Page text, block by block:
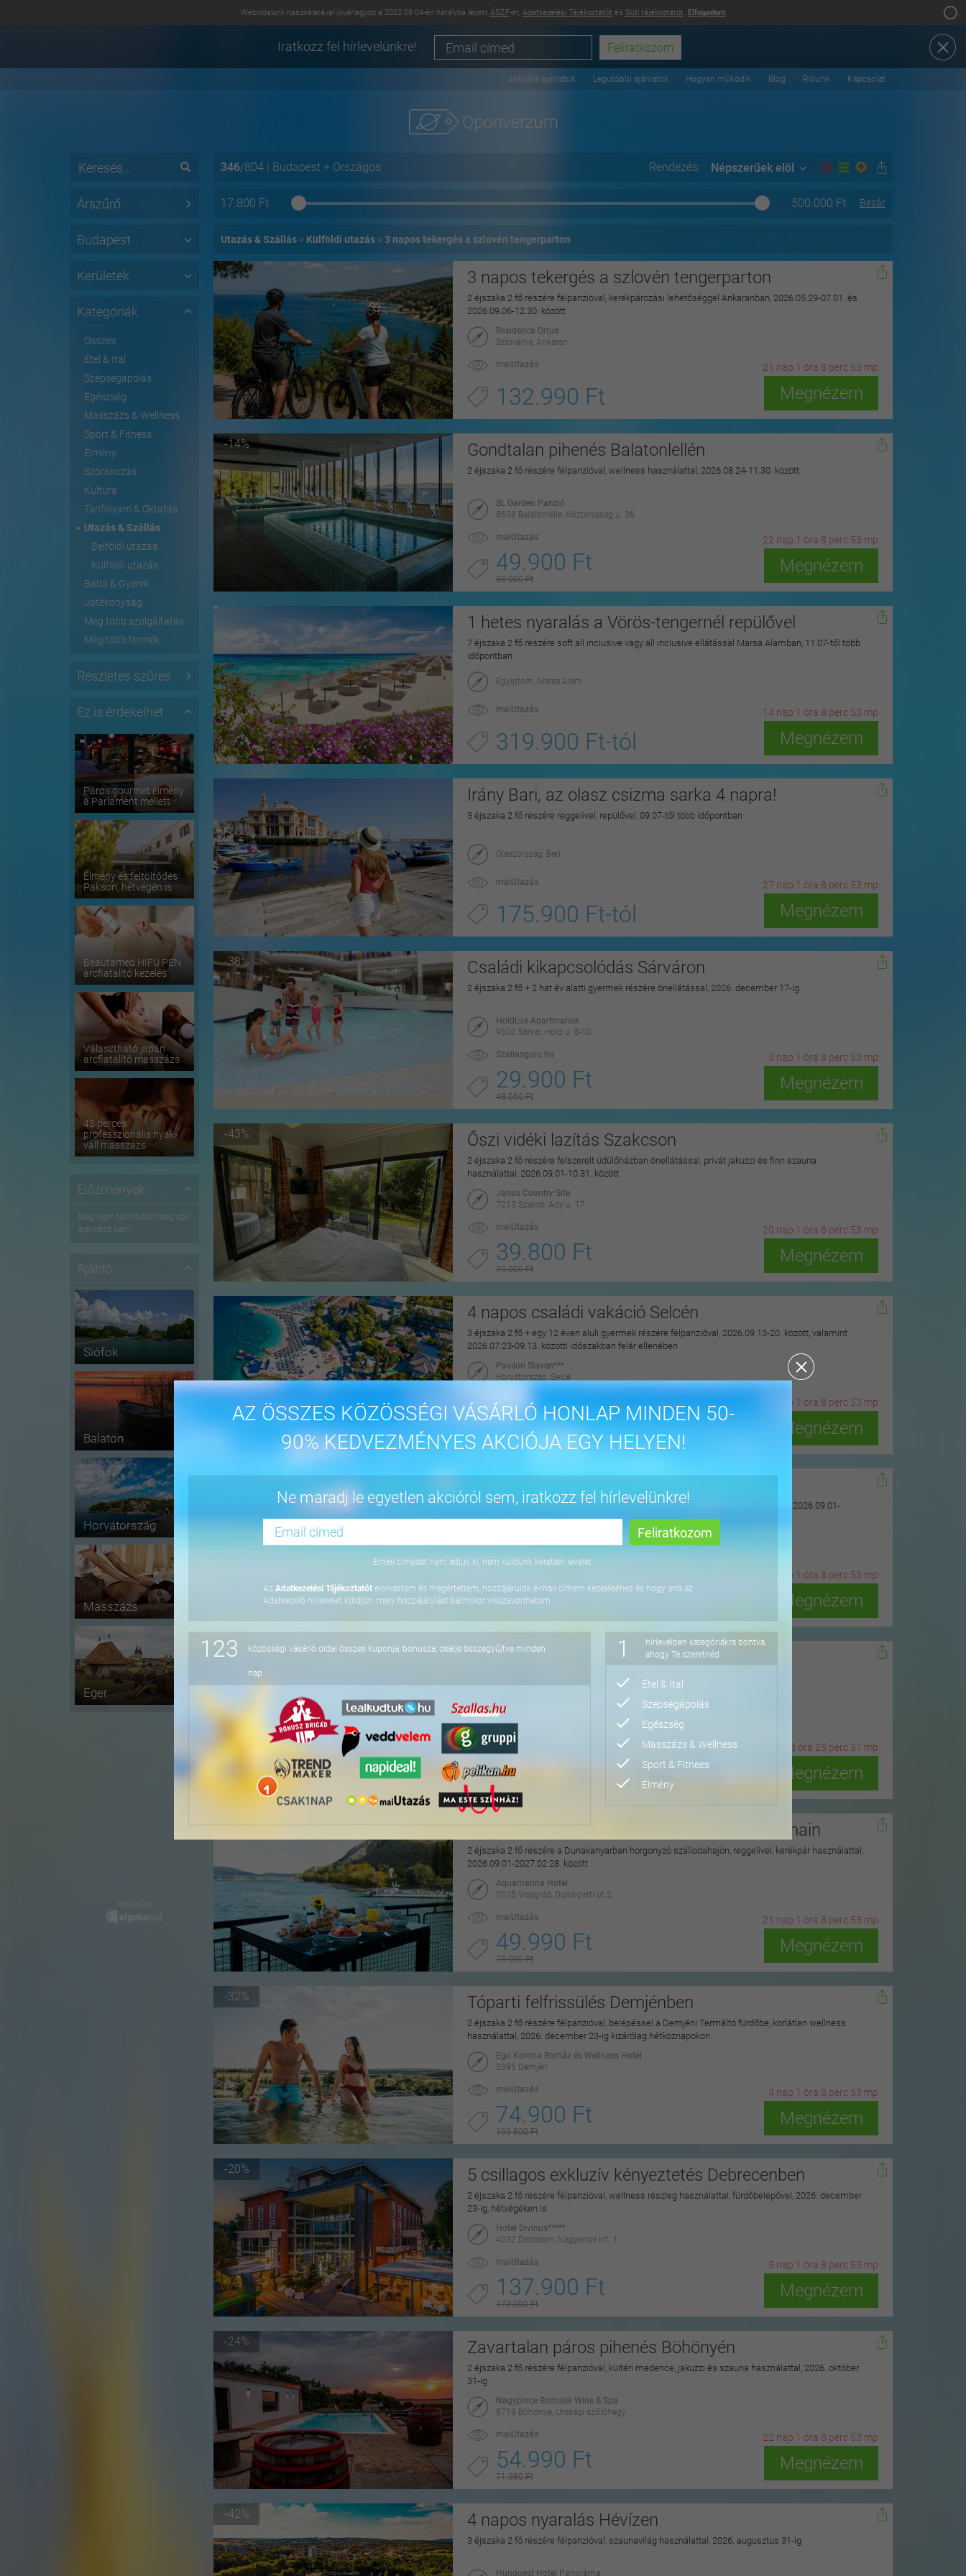
Weboldalunk használatával jóváhagyod a 2022.08.04-én hatályba lépett ÁSZF-et, Adatkezelési Tájékoztatót és Süti tájékoztatót. Elfogadom
Iratkozz fel hírlevelünkre!
AZ ÖSSZES KÖZÖSSÉGI VÁSÁRLÓ HONLAP MINDEN 50-
90% KEDVEZMÉNYES AKCIÓJA EGY HELYEN!
Ne maradj le egyetlen akcióról sem, iratkozz fel hírlevelünkre!
Email címedet nem adjuk ki, nem küldünk kéretlen levelet.
Az Adatkezelési Tájékoztatót elolvastam és megértettem, hozzájárulok e-mail címem kezeléséhez és hogy arra az
Adatkezelő hírlevelet küldjön, mely hozzájárulást bármikor visszavonhatom.
123 közösségi vásárló oldal összes kuponja, bónusza, dealje összegyűjtve minden
nap
1
hírlevélben kategóriákra bontva,
ahogy Te szeretnéd
Étel & Ital
Szépségápolás
Egészség
Masszázs & Wellness
Sport & Fitnees
Élmény
Aktuális ajánlatok Legutóbbi ajánlatok Hogyan működik Blog Rólunk Kapcsolat
Árszűrő
Budapest
Kerületek
Kategóriák
Összes
Étel & Ital
Szépségápolás
Egészség
Masszázs & Wellness
Sport & Fitness
Élmény
Szórakozás
Kultúra
Tanfolyam & Oktatás
Utazás & Szállás
Belföldi utazás
Külföldi utazás
Baba & Gyerek
Jótékonyság
Még több szolgáltatás
Még több termék
Részletes szűrés
Ez is érdekelhet
Páros gourmet élmény
a Parlament mellett
Élmény és feltöltődés
Pakson, hétvégén is
Beautamed HIFU PEN
arcfiatalító kezelés
Választható japán
arcfiatalító masszázs
45 perces
professzionális nyak-
váll masszázs
Előzmények
Még nem tekintettél meg egy
ajánlatot sem
Ajánló
Siófok
Balaton
Horvátország
Masszázs
Eger
hosted by
346/804 | Budapest + Országos Rendezés: Népszerűek elöl
17.800 Ft Bezár
500.000 Ft
Utazás & Szállás Külföldi utazás 3 napos tekergés a szlovén tengerparton
3 napos tekergés a szlovén tengerparton
2 éjszaka 2 fő részére félpanzióval, kerékpározási lehetőséggel Ankaranban, 2026.05.29-07.01. és
2026.09.06-12.30. között
Residenca Ortus
Szlovénia, Ankaran
maiUtazás 21 nap 1 óra 8 perc 51 mp
132.990 Ft Megnézem
-14% Gondtalan pihenés Balatonlellén
2 éjszaka 2 fő részére félpanzióval, wellness használattal, 2026.08.24-11.30. között
BL Garden Panzió
8638 Balatonlelle, Köztársaság u. 36.
maiUtazás 22 nap 1 óra 8 perc 51 mp
49.900 Ft
58.000 Ft
Megnézem
1 hetes nyaralás a Vörös-tengernél repülővel
7 éjszaka 2 fő részére soft all inclusive vagy all inclusive ellátással Marsa Alamban, 11.07-től több
időpontban
Egyiptom, Marsa Alam
maiUtazás 14 nap 1 óra 8 perc 51 mp
319.900 Ft-tól Megnézem
Irány Bari, az olasz csizma sarka 4 napra!
3 éjszaka 2 fő részére reggelivel, repülővel, 09.07-től több időpontban
Olaszország, Bari
maiUtazás 27 nap 1 óra 8 perc 51 mp
175.900 Ft-tól Megnézem
-38% Családi kikapcsolódás Sárváron
2 éjszaka 2 fő + 2 hat év alatti gyermek részére önellátással, 2026. december 17-ig
HoldLux Apartmanok
9600 Sárvár, Hold u. 8-10.
Szallasguru.hu 5 nap 1 óra 8 perc 51 mp
29.900 Ft
48.050 Ft
Megnézem
-43% Őszi vidéki lazítás Szakcson
2 éjszaka 2 fő részére felszerelt üdülőházban önellátással, privát jakuzzi és finn szauna
használattal, 2026.09.01-10.31. között
Janus Country Site
7213 Szakcs, Ady u. 17.
maiUtazás 20 nap 1 óra 8 perc 51 mp
39.800 Ft
70.000 Ft
Megnézem
4 napos családi vakáció Selcén
3 éjszaka 2 fő + egy 12 éven aluli gyermek részére félpanzióval, 2026.09.13-20. között, valamint
2026.07.23-09.13. közötti időszakban felár ellenében
Pavilon Slaven***
Horvátország, Selce
ap 1 óra 8 perc 51 mp
144.900 Ft Megnézem
-41%
2 éjszaka 2 fő részére félpanzióval, az Aquarius Élményfürdő szomszédságában, 2026.09.01-
2027.04.30. között
ap 1 óra 8 perc 51 mp
69.900 Ft Megnézem
-16% 4 napos lazítás Bükfürdőn
3 éjszaka 2 fő részére önellátással, 2027. július 15-ig
Apartman Hotel Bükfürdő***
9740 Bük, Termál krt. 41/A
orango 18 óra 25 perc 49 mp
64.800 Ft Megnézem
Hangulatos pihenés a visegrádi Duna hullámain
2 éjszaka 2 fő részére a Dunakanyarban horgonyzó szállodahajón, reggelivel, kerékpár használattal,
2026.09.01-2027.02.28. között
Aquamarina Hotel
2025 Visegrád, Duna-parti út 2.
maiUtazás 21 nap 1 óra 8 perc 51 mp
49.990 Ft
78.000 Ft
Megnézem
-32% Tóparti felfrissülés Demjénben
2 éjszaka 2 fő részére félpanzióval, belépéssel a Demjéni Termáltó fürdőbe, korlátlan wellness
használattal, 2026. december 23-ig kizárólag hétköznapokon
Egri Korona Borház és Wellness Hotel
3395 Demjén
maiUtazás 4 nap 1 óra 8 perc 51 mp
74.900 Ft
109.800 Ft
Megnézem
-20% 5 csillagos exkluzív kényeztetés Debrecenben
2 éjszaka 2 fő részére félpanzióval, wellness részleg használattal, fürdőbelépővel, 2026. december
23-ig, hétvégéken is
Hotel Divinus*****
4032 Debrecen, Nagyerdei krt. 1.
maiUtazás 5 nap 1 óra 8 perc 51 mp
137.900 Ft
173.000 Ft
Megnézem
-24% Zavartalan páros pihenés Böhönyén
2 éjszaka 2 fő részére félpanzióval, kültéri medence, jakuzzi és szauna használattal, 2026. október
31-ig
Nagypince Borhotel Wine & Spa
8719 Böhönye, Urasági szőlőhegy
maiUtazás 22 nap 1 óra 8 perc 51 mp
54.990 Ft
71.980 Ft
Megnézem
-42% 4 napos nyaralás Hévízen
3 éjszaka 2 fő részére félpanzióval, szaunavilág használattal, 2026. augusztus 31-ig
Hunguest Hotel Panoráma